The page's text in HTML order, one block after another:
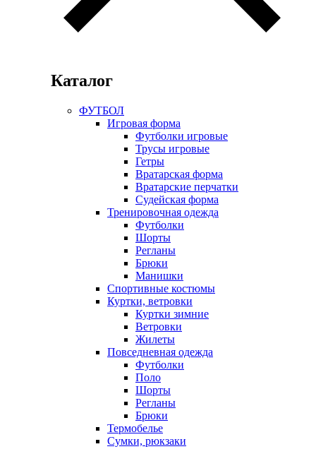
Каталог
ФУТБОЛ
Игровая форма
Футболки игровые
Трусы игровые
Гетры
Вратарская форма
Вратарские перчатки
Судейская форма
Тренировочная одежда
Футболки
Шорты
Регланы
Брюки
Манишки
Спортивные костюмы
Куртки, ветровки
Куртки зимние
Ветровки
Жилеты
Повседневная одежда
Футболки
Поло
Шорты
Регланы
Брюки
Термобелье
Сумки, рюкзаки